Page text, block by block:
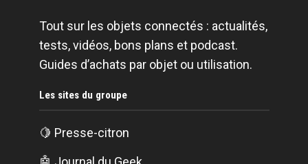
Tout sur les objets connectés : actualités,
tests, vidéos, bons plans et podcast.
Guides d’achats par objet ou utilisation.
Les sites du groupe
🍋 Presse-citron